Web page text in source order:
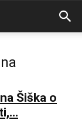
Šiška o